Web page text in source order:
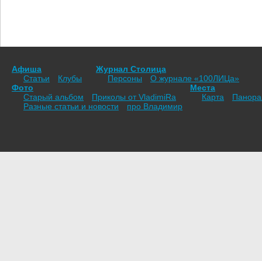
Афиша
Статьи
Клубы
Журнал Столица
Персоны
О журнале «100ЛИЦа»
Фото
Старый альбом
Приколы от VladimiRа
Места
Карта
Разные статьи и новости
про Владимир